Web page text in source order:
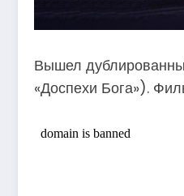
Вышел
«Доспехи Бога»).